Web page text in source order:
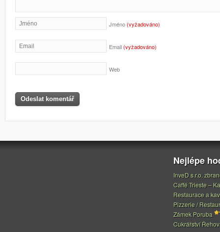
Jméno(vyžadováno)
Email(vyžadováno)
Web
Nejlépe
InveD s.r.o.
Caffé Trieste –
Restaurace a
Pizzerie /
Zámek Poruba
Cukrářství